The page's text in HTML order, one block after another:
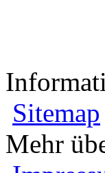
Sitemap
Mehr